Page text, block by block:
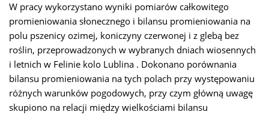
W pracy wykorzystano wyniki pomiarów całkowitego
promieniowania słonecznego i bilansu promieniowania na
polu pszenicy ozimej, koniczyny czerwonej i z glebą bez
roślin, przeprowadzonych w wybranych dniach wiosennych
i letnich w Felinie kolo Lublina . Dokonano porównania
bilansu promieniowania na tych polach przy występowaniu
różnych warunków pogodowych, przy czym główną uwagę
skupiono na relacji między wielkościami bilansu